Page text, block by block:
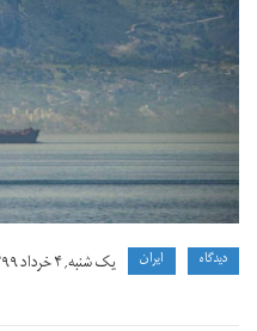
دیدگاه ايران یک شنبه, ۴ خرداد ۱۳۹۹ ۱۷:۳۹